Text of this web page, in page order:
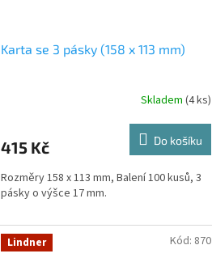
Karta se 3 pásky (158 x 113 mm)
Skladem (4 ks)
415 Kč Do košíku
Rozměry 158 x 113 mm, Balení 100 kusů, 3
pásky o výšce 17 mm.
Lindner Kód: 870